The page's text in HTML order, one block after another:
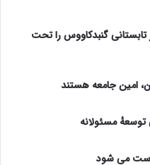
گنبدکاووس را تحت
امین جامعه هستند
توسعهٔ مسئولانه
می شود